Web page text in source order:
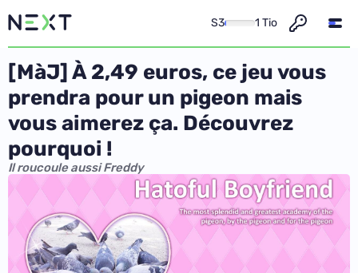
S3 1 Tio
[MàJ] À 2,49 euros, ce jeu vous
prendra pour un pigeon mais
vous aimerez ça. Découvrez
pourquoi !
Il roucoule aussi Freddy